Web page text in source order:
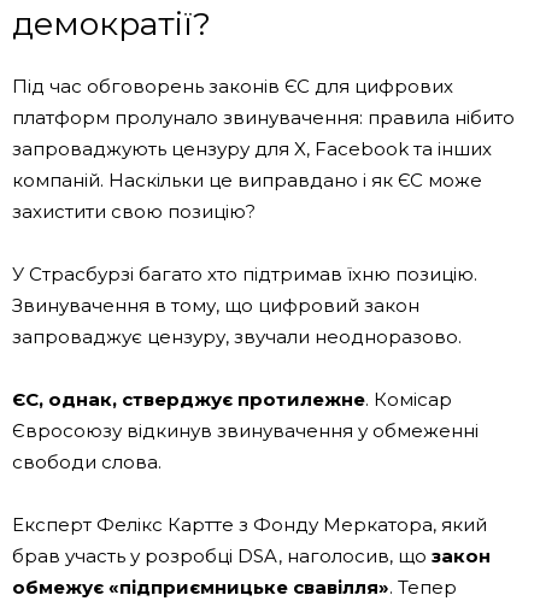
демократії?
Під час обговорень законів ЄС для цифрових
платформ пролунало звинувачення: правила нібито
запроваджують цензуру для X, Facebook та інших
компаній. Наскільки це виправдано і як ЄС може
захистити свою позицію?
У Страсбурзі багато хто підтримав їхню позицію.
Звинувачення в тому, що цифровий закон
запроваджує цензуру, звучали неодноразово.
ЄС, однак, стверджує протилежне. Комісар
Євросоюзу відкинув звинувачення у обмеженні
свободи слова.
Експерт Фелікс Картте з Фонду Меркатора, який
брав участь у розробці DSA, наголосив, що закон
обмежує «підприємницьке свавілля». Тепер